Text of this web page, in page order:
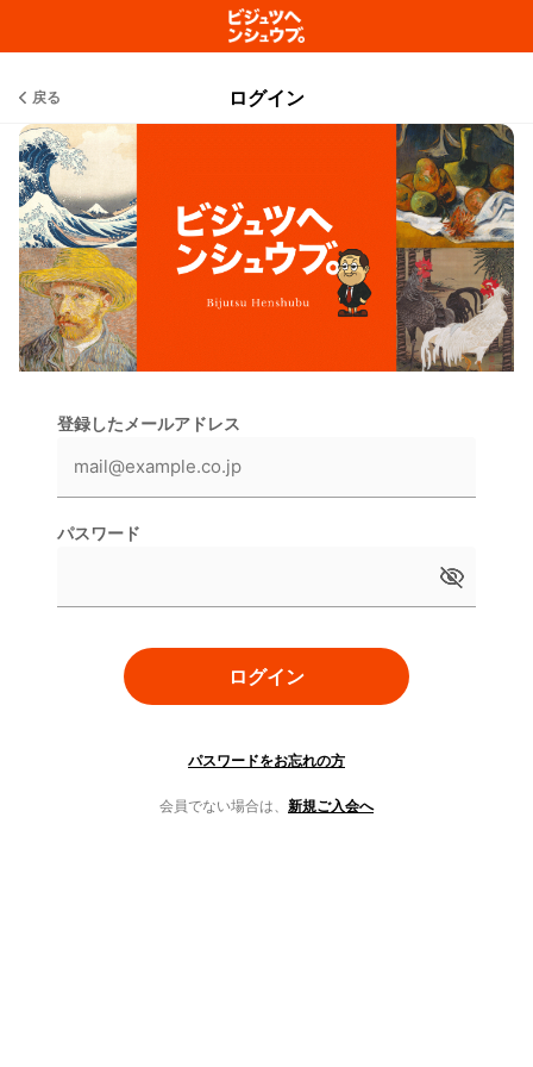
戻る ログイン
登録したメールアドレス
パスワード
ログイン
パスワードをお忘れの方
会員でない場合は、 新規ご入会へ